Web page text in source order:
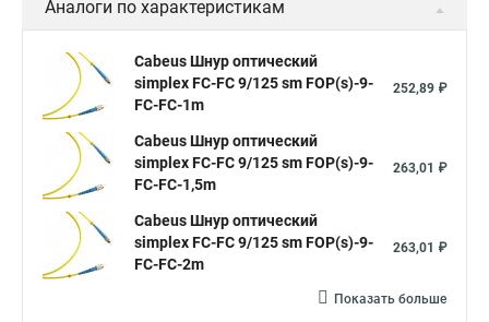
Аналоги по характеристикам
Cabeus Шнур оптический
simplex FC-FC 9/125 sm FOP(s)-9-
FC-FC-1m
252,89 ₽
Cabeus Шнур оптический
simplex FC-FC 9/125 sm FOP(s)-9-
FC-FC-1,5m
263,01 ₽
Cabeus Шнур оптический
simplex FC-FC 9/125 sm FOP(s)-9-
FC-FC-2m
263,01 ₽
Показать больше